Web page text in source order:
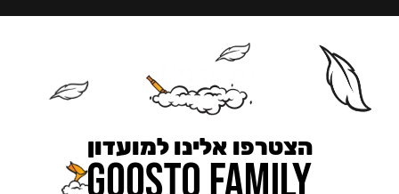
הצטרפו אלינו למועדון